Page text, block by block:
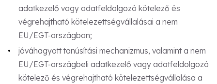
adatkezelő vagy adatfeldolgozó kötelező és
végrehajtható kötelezettségvállalásai a nem
EU/EGT-országban;
jóváhagyott tanúsítási mechanizmus, valamint a nem
EU/EGT-országbeli adatkezelő vagy adatfeldolgozó
kötelező és végrehajtható kötelezettségvállalása a